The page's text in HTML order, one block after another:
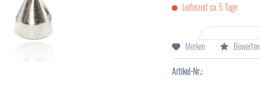
Lieferzeit ca. 5 Tage
Merken
Bewerten
Artikel-Nr.: